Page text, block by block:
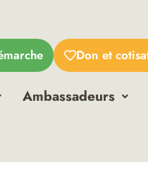
Don et
Ambassadeurs